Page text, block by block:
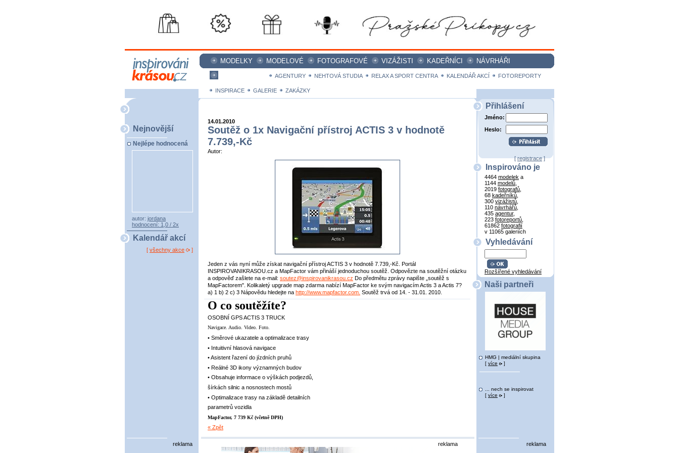
MODELKY MODELOVÉ FOTOGRAFOVÉ VIZÁŽISTI KADEŘNÍCI
NÁVRHÁŘI
AGENTURY NEHTOVÁ STUDIA RELAX A SPORT CENTRA KALENDÁŘ AKCÍ FOTOREPORTY
INSPIRACE GALERIE ZAKÁZKY
Nejnovější
Nejlépe hodnocená
autor: jordana
hodnocení: 1,0 / 2x
Kalendář akcí
[ všechny akce ]
14.01.2010
Soutěž o 1x Navigační přístroj ACTIS 3 v hodnotě
7.739,-Kč
Autor:
Jeden z vás nyní může získat navigační přístroj ACTIS 3 v hodnotě 7.739,-Kč. Portál
INSPIROVANIKRASOU.cz a MapFactor vám přináší jednoduchou soutěž. Odpovězte na soutěžní otázku
a odpověď zašlete na e-mail: soutez@inspirovanikrasou.cz Do předmětu zprávy napište „soutěž s
MapFactorem". Kolikaletý upgrade map zdarma nabízí MapFactor ke svým navigacím Actis 3 a Actis 7?
a) 1 b) 2 c) 3 Nápovědu hledejte na http://www.mapfactor.com. Soutěž trvá od 14. - 31.01. 2010.
O co soutěžíte?
OSOBNÍ GPS ACTIS 3 TRUCK
Navigace. Audio. Video. Foto.
• Směrové ukazatele a optimalizace trasy
• Intuitivní hlasová navigace
• Asistent řazení do jízdních pruhů
• Reálné 3D ikony významných budov
• Obsahuje informace o výškách podjezdů,
šírkách silnic a nosnostech mostů
• Optimalizace trasy na základě detailních
parametrů vozidla
MapFactor, 7 739 Kč (včetně DPH)
« Zpět
Přihlášení
Jméno:
Heslo:
[registrace]
Inspirováno je
4464 modelek a
1144 modelů
2019 fotografů
68 kadeřníků
300 vizážistů
110 návrhářů
435 agentur,
223 fotoreportů
61862 fotografií
v 11065 galeriích
Vyhledávání
Rozšířené vyhledávání
Naši partneři
HMG | mediální skupina
[ více ]
... nech se inspirovat
[ více ]
reklama reklama reklama